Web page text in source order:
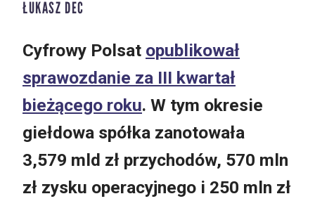
ŁUKASZ DEC
Cyfrowy Polsat opublikował
sprawozdanie za III kwartał
bieżącego roku. W tym okresie
giełdowa spółka zanotowała
3,579 mld zł przychodów, 570 mln
zł zysku operacyjnego i 250 mln zł